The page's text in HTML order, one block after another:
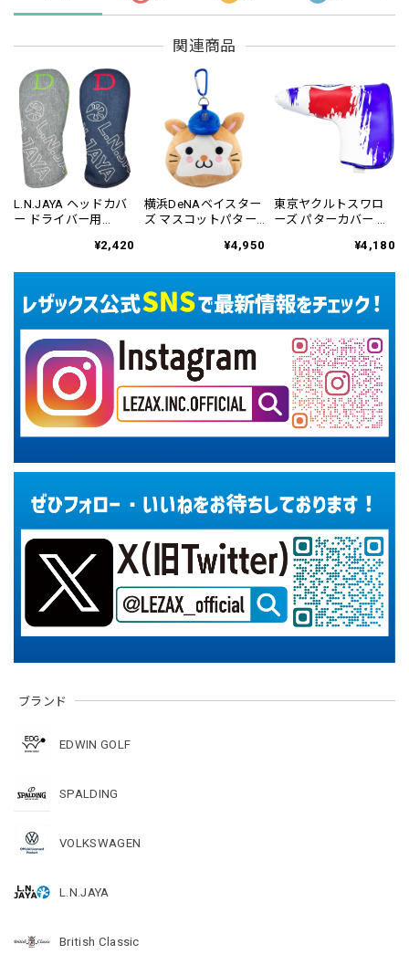
ブランド
EDWIN GOLF
SPALDING
VOLKSWAGEN
L.N.JAYA
British Classic
関連商品
L.N.JAYA ヘッドカバ
ー ドライバー用
¥2,420
横浜DeNAベイスター
ズ マスコットパター
¥4,950
東京ヤクルトスワロ
ーズ パターカバー ブ
¥4,180